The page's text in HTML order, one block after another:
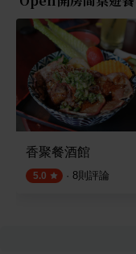
香聚餐酒館
5.0 · 8則評論